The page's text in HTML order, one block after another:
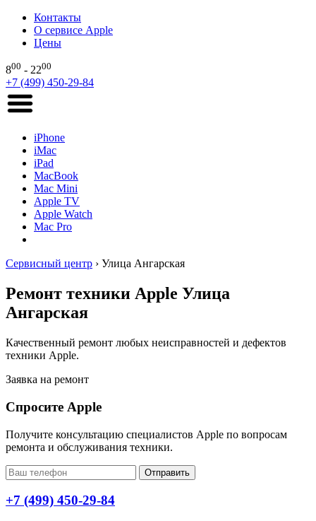
Контакты
О сервисе Apple
Цены
800 - 2200
+7 (499) 450-29-84
iPhone
iMac
iPad
MacBook
Mac Mini
Apple TV
Apple Watch
Mac Pro
Сервисный центр › Улица Ангарская
Ремонт техники Apple Улица
Ангарская
Качественный ремонт любых неисправностей и дефектов
техники Apple.
Заявка на ремонт
Спросите Apple
Получите консультацию специалистов Apple по вопросам
ремонта и обслуживания техники.
Отправить
+7 (499) 450-29-84